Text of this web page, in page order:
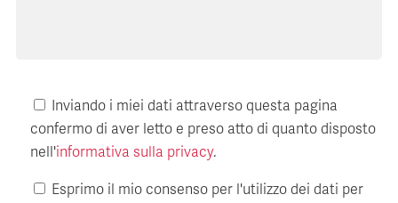
Inviando i miei dati attraverso questa pagina
confermo di aver letto e preso atto di quanto disposto
nell'informativa sulla privacy.
Esprimo il mio consenso per l'utilizzo dei dati per